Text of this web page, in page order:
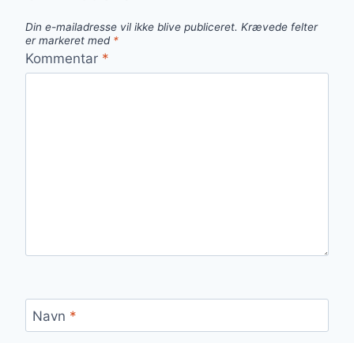
Din e-mailadresse vil ikke blive publiceret. Krævede felter
er markeret med *
Kommentar *
Navn *